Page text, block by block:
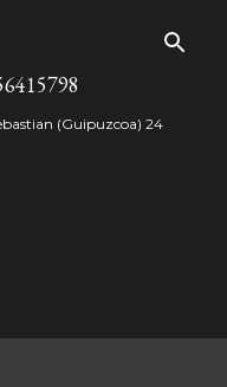
(Guipuzcoa) 24